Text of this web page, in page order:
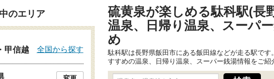
硫黄泉が楽しめる駄科駅(長
温泉、日帰り温泉、スーパ
め
駄科駅は長野県飯田市にある飯田線などが走る駅で
すすめの温泉、日帰り温泉、スーパー銭湯情報をご紹
のエリア
甲信越 全国から探す